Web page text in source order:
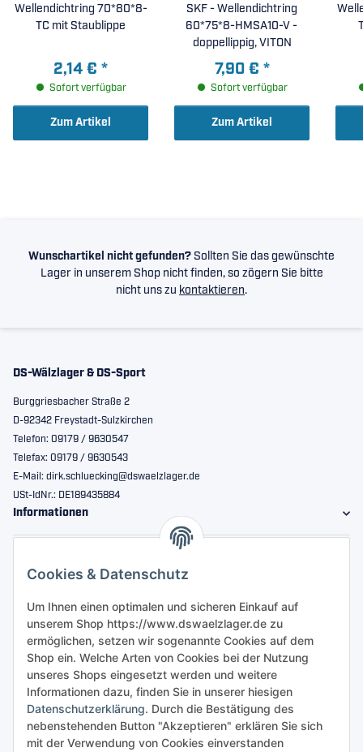
Cookies & Datenschutz
Um Ihnen einen optimalen und sicheren Einkauf auf
unserem Shop https://www.dswaelzlager.de zu
ermöglichen, setzen wir sogenannte Cookies auf dem
Shop ein. Welche Arten von Cookies bei der Nutzung
unseres Shops eingesetzt werden und weitere
Informationen dazu, finden Sie in unserer hiesigen
Datenschutzerklärung. Durch die Bestätigung des
nebenstehenden Button "Akzeptieren" erklären Sie sich
mit der Verwendung von Cookies einverstanden
Wellendichtring 70*80*8-
TC mit Staublippe
2,14 € *
Sofort verfügbar
Zum Artikel
SKF - Wellendichtring
60*75*8-HMSA10-V -
doppellippig, VITON
7,90 € *
Sofort verfügbar
Zum Artikel
Wunschartikel nicht gefunden? Sollten Sie das gewünschte
Lager in unserem Shop nicht finden, so zögern Sie bitte
nicht uns zu kontaktieren.
DS-Wälzlager & DS-Sport
Burggriesbacher Straße 2
D-92342 Freystadt-Sulzkirchen
Telefon: 09179 / 9630547
Telefax: 09179 / 9630543
E-Mail: dirk.schluecking@dswaelzlager.de
USt-IdNr.: DE189435884
Informationen
Sicher bestellen